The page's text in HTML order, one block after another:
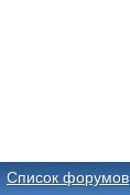
Список форумов